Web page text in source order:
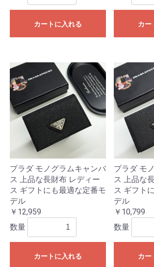
カートに入れる カー
プラダ モノグラムキャンバ
ス 上品な長財布 レディー
ス ギフトにも最適な定番モ
デル
￥12,959
数量
カートに入れる
プラダ モ
ス 上品な
ス ギフト
デル
￥10,799
数量
カー